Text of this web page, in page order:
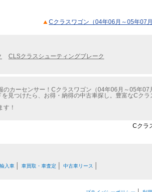
Cクラスワゴン（04年06月～05年07
CLSクラスシューティングブレーク
カーセンサー！Cクラスワゴン（04年06月～05年07
見つけたら、お得・納得の中古車探し。豊富なCク
す！
Cクラ
入車 車買取・車査定 中古車リース